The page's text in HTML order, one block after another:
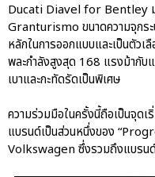
Ducati Diavel for Bentley
Granturismo ขนาดความจุกร
หลักในการออกแบบและเป็นตัว
พละกำลังสูงสุด 168 แรงม้ากั
เบาและกะทัดรัดเป็นพิเศษ
ความร่วมมือในครั้งนี้ถือเป็นจุด
แบรนด์เป็นส่วนหนึ่งของ
Volkswagen ซึ่งรวมถึงแบร